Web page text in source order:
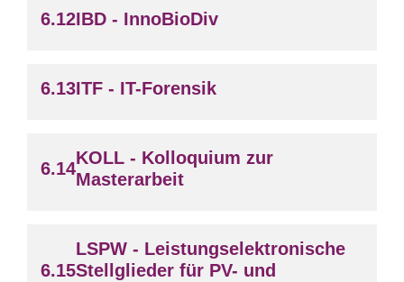
IBD - InnoBioDiv
ITF - IT-Forensik
KOLL - Kolloquium zur
Masterarbeit
LSPW - Leistungselektronische
Stellglieder für PV- und